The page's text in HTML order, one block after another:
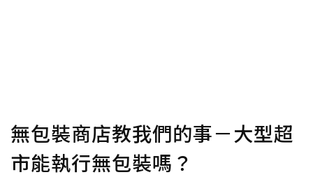
無包裝商店教我們的事－大型超
市能執行無包裝嗎？